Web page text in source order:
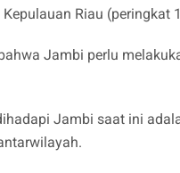
Riau (peringkat
Jambi perlu
Jambi saat ini